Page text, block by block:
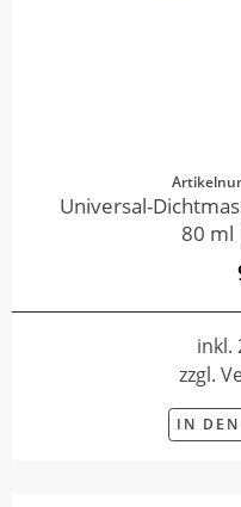
Universal-
80 ml
inkl.
zzgl.
IN